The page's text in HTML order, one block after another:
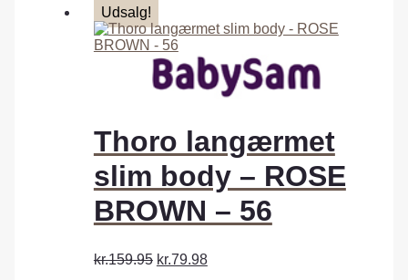
Udsalg!
Thoro langærmet
slim body – ROSE
BROWN – 56
kr.159.95 kr.79.98